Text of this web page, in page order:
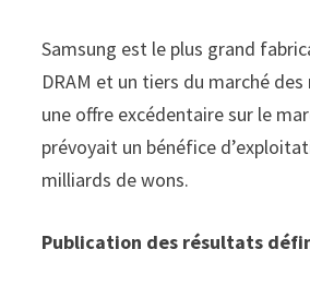
Samsung est le plus grand
DRAM et un tiers du marché
une offre excédentaire sur le
prévoyait un bénéfice
milliards de wons.
Publication des résultats